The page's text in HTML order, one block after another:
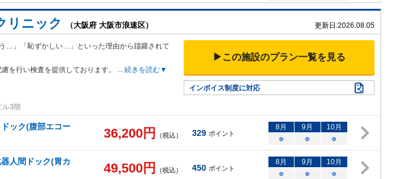
リニック （大阪府 大阪市浪速区） 更新日:2026.08.05
…」「恥ずかしい…」といった理由から躊躇されて
を行い検査を提供しております。 ... 続きを読む▼
ル3階
▶この施設のプラン一覧を見る
インボイス制度に対応
ック(腹部エコー
36,200円 （税込） 329 ポイント
8月 9月 10月
○
○ ○
人間ドック(胃カ
49,500円 （税込） 450 ポイント
8月 9月 10月
○
○ ○